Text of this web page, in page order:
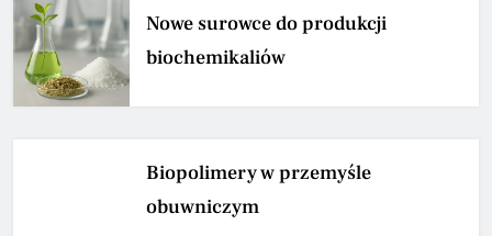
Nowe surowce do produkcji
biochemikaliów
Biopolimery w przemyśle
obuwniczym